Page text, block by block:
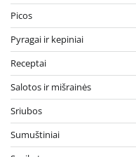
Picos
Pyragai ir kepiniai
Receptai
Salotos ir mišrainės
Sriubos
Sumuštiniai